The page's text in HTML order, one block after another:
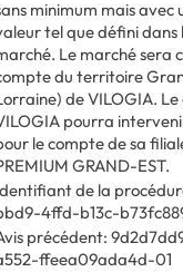
minimum mais avec
tel que défini dans
Le marché sera
du territoire
de VILOGIA.
pourra
le compte de sa
GRAND-EST.
de la
4ffd-b13c-
précédent:
ffeea09ada4d-01